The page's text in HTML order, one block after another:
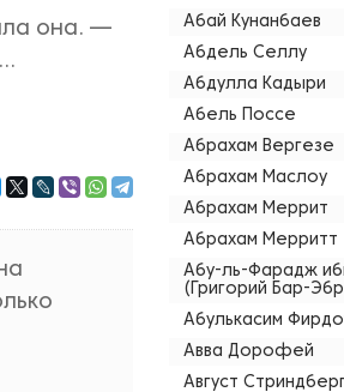
она. —
Абай Кунанбаев
Абдель Селлу
Абдулла Кадыри
Абель Поссе
Абрахам Вергезе
Абрахам Маслоу
Абрахам Меррит
Абрахам Мерритт
Абу-ль-Фарадж
(Григорий Бар-
Абулькасим
Авва Дорофей
Август